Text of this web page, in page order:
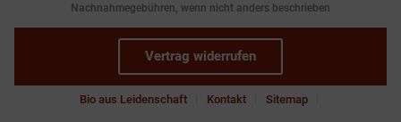
Nachnahmegebühren, wenn nicht anders beschrieben
Vertrag widerrufen
Bio aus Leidenschaft Kontakt Sitemap